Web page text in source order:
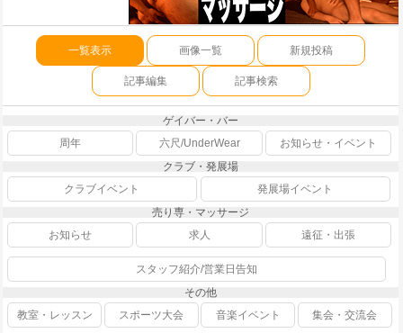
一覧表示 画像一覧 新規投稿
記事編集 記事検索
ゲイバー・バー
周年
六尺/UnderWear
お知らせ・イベント
クラブ・発展場
クラブイベント
発展場イベント
売り専・マッサージ
お知らせ
求人 遠征・出張
スタッフ紹介/営業日告知
その他
教室・レッスン
スポーツ大会 音楽イベント 集会・交流会